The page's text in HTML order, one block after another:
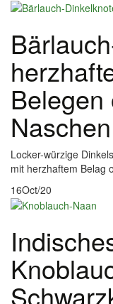
Naschen
Locker-würzige
mit herzhaftem Belag
16Oct/20